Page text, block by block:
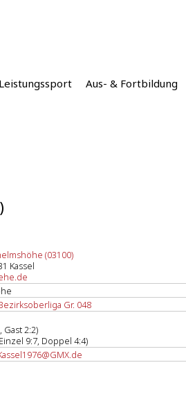
Leistungssport Aus- & Fortbildung
(03100)
Kassel
Gr. 048
Gast 2:2)
9:7, Doppel 4:4)